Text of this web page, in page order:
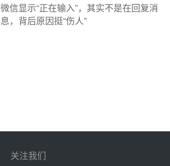
微信显示“正在输入”，其实不是在回复消
息，背后原因挺“伤人”
关注我们